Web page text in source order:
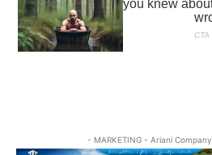
- MARKETING - Ariani Company